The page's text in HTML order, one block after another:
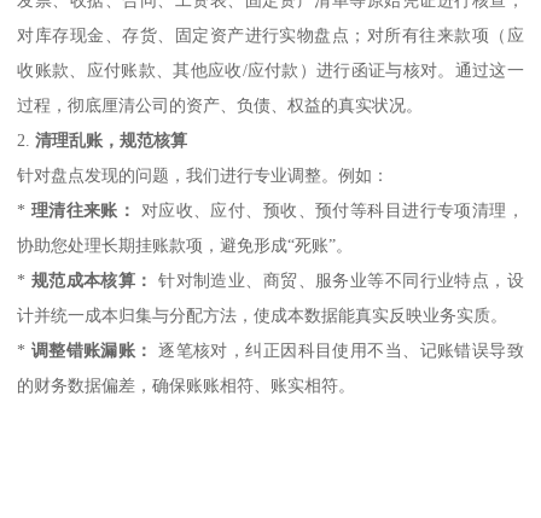
对库存现金、存货、固定资产进行实物盘点；对所有往来款项（应
收账款、应付账款、其他应收/应付款）进行函证与核对。通过这一
过程，彻底厘清公司的资产、负债、权益的真实状况。
2.清理乱账，规范核算
针对盘点发现的问题，我们进行专业调整。例如：
* 理清往来账：
对应收、应付、预收、预付等科目进行专项清理，
协助您处理长期挂账款项，避免形成“死账”。
* 规范成本核算：
针对制造业、商贸、服务业等不同行业特点，设
计并统一成本归集与分配方法，使成本数据能真实反映业务实质。
* 调整错账漏账：
逐笔核对，纠正因科目使用不当、记账错误导致
的财务数据偏差，确保账账相符、账实相符。